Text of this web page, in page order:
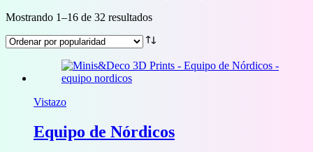
Mostrando 1–16 de 32 resultadosOrdenado
popularidad
Vistazo
Equipo de Nórdicos